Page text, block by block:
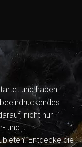
und haben
nicht nur
und
Entdecke die